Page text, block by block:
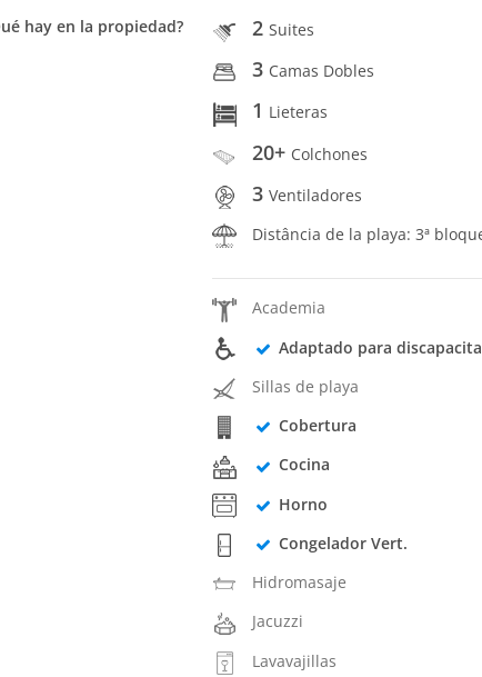
hay en la propiedad? 2Suites
3 Camas Dobles
1 Lieteras
20+ Colchones
3Ventiladores
Distância de la playa: 3ª
Academia
Adaptado para
Sillas de playa
Cobertura
Cocina
Horno
Congelador Vert.
Hidromasaje
Jacuzzi
Lavavajillas